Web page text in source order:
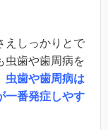
えしっかりとで
虫歯や歯周病を
虫歯や歯周病は
一番発症しやす